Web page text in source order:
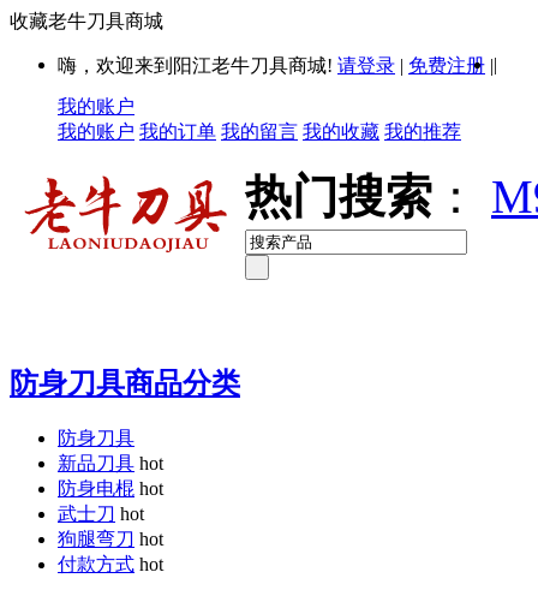
收藏老牛刀具商城
嗨，欢迎来到阳江老牛刀具商城! 请登录 | 免费注册 ||
我的账户
我的账户 我的订单 我的留言 我的收藏 我的推荐
热门搜索 ：
防身刀具商品分类
防身刀具
新品刀具 hot
防身电棍 hot
武士刀 hot
狗腿弯刀 hot
付款方式 hot